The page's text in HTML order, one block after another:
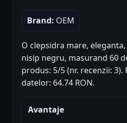
Brand: OEM
O clepsidra mare,
nisip negru, masurand 60
produs: 5/5 (nr. recenzii:
datelor: 64.74 RON.
Avantaje